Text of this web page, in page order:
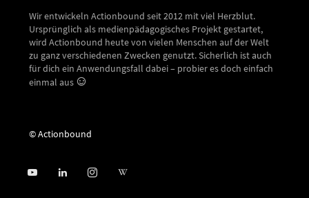
Wir entwickeln Actionbound seit 2012 mit viel Herzblut.
Ursprünglich als medienpädagogisches Projekt gestartet,
wird Actionbound heute von vielen Menschen auf der Welt
zu ganz verschiedenen Zwecken genutzt. Sicherlich ist auch
für dich ein Anwendungsfall dabei – probier es doch einfach
einmal aus
© Actionbound